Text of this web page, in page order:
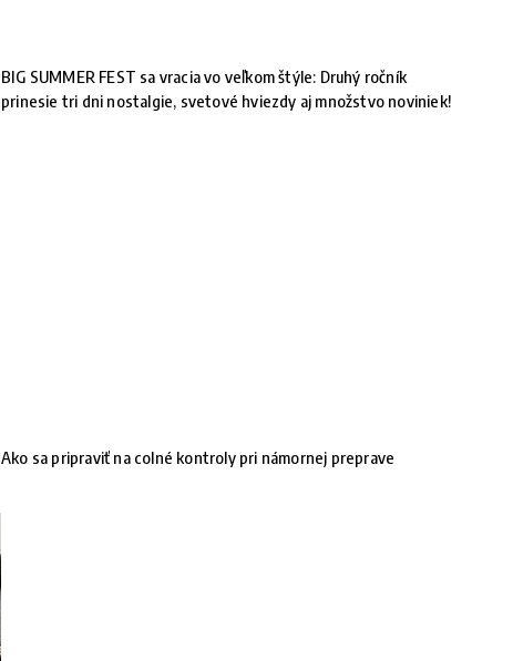
BIG SUMMER FEST sa vracia vo veľkom štýle: Druhý ročník
prinesie tri dni nostalgie, svetové hviezdy aj množstvo noviniek!
Ako sa pripraviť na colné kontroly pri námornej preprave